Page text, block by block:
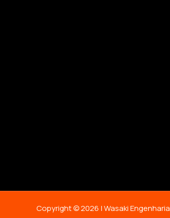
Copyright © 2026 | Wasaki Engenharia